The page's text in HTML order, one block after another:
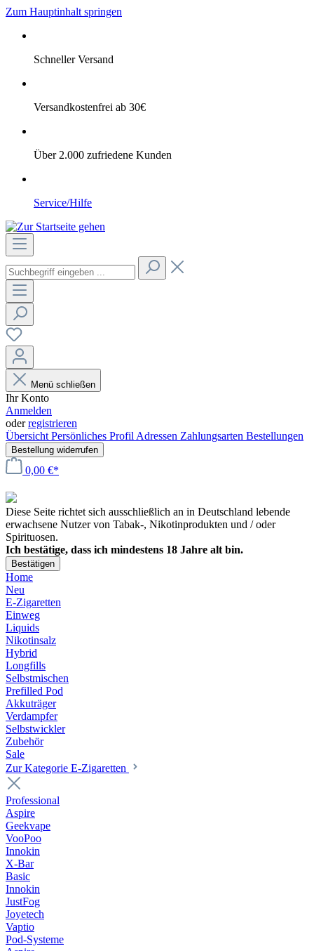
Zum Hauptinhalt springen
Schneller Versand
Versandkostenfrei ab 30€
Über 2.000 zufriedene Kunden
Service/Hilfe
Menü schließen
Ihr Konto
Anmelden
oderregistrieren
Übersicht Persönliches Profil Adressen Zahlungsarten Bestellungen
Bestellung widerrufen
0,00 €*
Diese Seite richtet sich ausschließlich an in Deutschland lebende
erwachsene Nutzer von Tabak-, Nikotinprodukten und / oder
Spirituosen.
Ich bestätige, dass ich mindestens 18 Jahre alt bin.
Bestätigen
Home
Neu
E-Zigaretten
Einweg
Liquids
Nikotinsalz
Hybrid
Longfills
Selbstmischen
Prefilled Pod
Akkuträger
Verdampfer
Selbstwickler
Zubehör
Sale
Zur Kategorie E-Zigaretten
Professional
Aspire
Geekvape
VooPoo
Innokin
X-Bar
Basic
Innokin
JustFog
Joyetech
Vaptio
Pod-Systeme